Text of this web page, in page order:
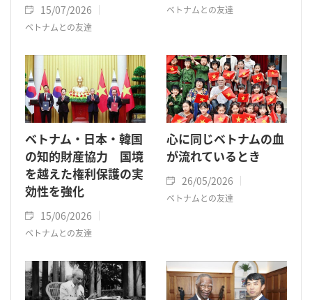
15/07/2026
ベトナムとの友達
ベトナムとの友達
ベトナム・日本・韓国
の知的財産協力 国境
を越えた権利保護の実
効性を強化
15/06/2026
ベトナムとの友達
心に同じベトナムの血
が流れているとき
26/05/2026
ベトナムとの友達